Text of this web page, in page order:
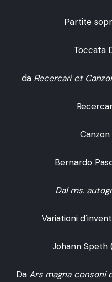
Partite
Toccata
da Recercari et
Bernardo
Dal ms.
Variationi
Johann Speth
Da Ars magna consoni